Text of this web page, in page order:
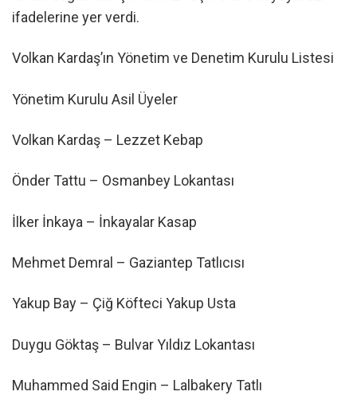
ifadelerine yer verdi.
Volkan Kardaş’ın Yönetim ve Denetim Kurulu Listesi
Yönetim Kurulu Asil Üyeler
Volkan Kardaş – Lezzet Kebap
Önder Tattu – Osmanbey Lokantası
İlker İnkaya – İnkayalar Kasap
Mehmet Demral – Gaziantep Tatlıcısı
Yakup Bay – Çiğ Köfteci Yakup Usta
Duygu Göktaş – Bulvar Yıldız Lokantası
Muhammed Said Engin – Lalbakery Tatlı